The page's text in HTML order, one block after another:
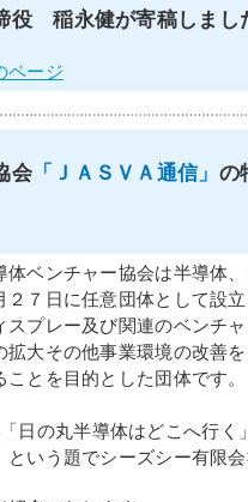
役 稲永健が寄稿しまし
ページ
会「ＪＡＳＶＡ通信」 の
体ベンチャー協会は半導体
２７日に任意団体として設
スプレー及び関連のベンチ
拡大その他事業環境の改善
とを目的とした団体です。
日の丸半導体はどこへ行
という題でシーズシー有